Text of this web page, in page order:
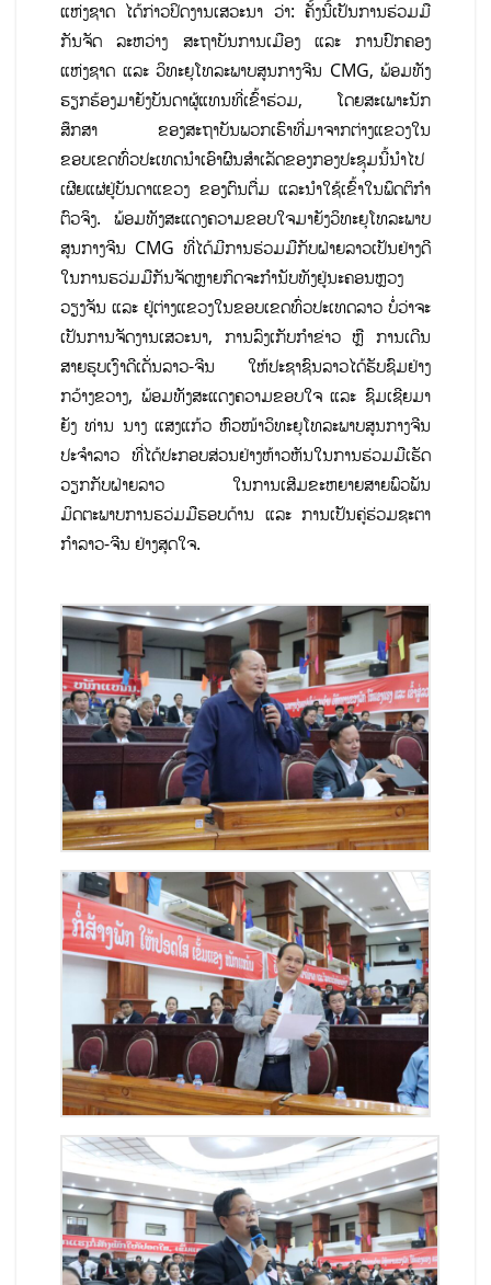
ແຫ່ງຊາດ ໄດ້ກ່າວປິດງານເສວະນາ ວ່າ: ຄັ້ງນີ້ເປັນການຮ່ວມມື
ກັນຈັດ ລະຫວ່າງ ສະຖາບັນການເມືອງ ແລະ ການປົກຄອງ
ແຫ່ງຊາດ ແລະ ວິທະຍຸໂທລະພາບສູນກາງຈີນ CMG, ພ້ອມທັງ
ຮຽກຮ້ອງມາຍັງບັນດາຜູ້ແທນທີ່ເຂົ້າຮ່ວມ, ໂດຍສະເພາະນັກ
ສຶກສາ ຂອງສະຖາບັນພວກເຮົາທີ່ມາຈາກຕ່າງແຂວງໃນ
ຂອບເຂດທົ່ວປະເທດນຳເອົາຜົນສຳເລັດຂອງກອງປະຊຸມນີ້ນຳໄປ
ເຜີຍແຜ່ຢູ່ບັນດາແຂວງ ຂອງຕົນຕື່ມ ແລະນໍາໃຊ້ເຂົ້າໃນພຶດຕິກໍາ
ຕົວຈິງ. ພ້ອມທັງສະແດງຄວາມຂອບໃຈມາຍັງວິທະຍຸໂທລະພາບ
ສູນກາງຈີນ CMG ທີ່ໄດ້ມີການຮ່ວມມືກັບຝ່າຍລາວເປັນຢ່າງດີ
ໃນການຮວ່ມມືກັນຈັດຫຼາຍກິດຈະກຳນັບທັງຢູ່ນະຄອນຫຼວງ
ວຽງຈັນ ແລະ ຢູ່ຕ່າງແຂວງໃນຂອບເຂດທົ່ວປະເທດລາວ ບໍ່ວ່າຈະ
ເປັນການຈັດງານເສວະນາ, ການລົງເກັບກຳຂ່າວ ຫຼື ການເດີນ
ສາຍຮູບເງົາດີເດັ່ນລາວ-ຈີນ ໃຫ້ປະຊາຊົນລາວໄດ້ຮັບຊົມຢ່າງ
ກວ້າງຂວາງ, ພ້ອມທັງສະແດງຄວາມຂອບໃຈ ແລະ ຊົມເຊີຍມາ
ຍັງ ທ່ານ ນາງ ແສງແກ້ວ ຫົວໜ້າວິທະຍຸໂທລະພາບສູນກາງຈີນ
ປະຈຳລາວ ທີ່ໄດ້ປະກອບສ່ວນຢ່າງຫ້າວຫັນໃນການຮ່ວມມືເຮັດ
ວຽກກັບຝ່າຍລາວ ໃນການເສີມຂະຫຍາຍສາຍພົວພັນ
ມິດຕະພາບການຮວ່ມມືຮອບດ້ານ ແລະ ການເປັນຄູ່ຮ່ວມຊະຕາ
ກຳລາວ-ຈີນ ຢ່າງສຸດໃຈ.